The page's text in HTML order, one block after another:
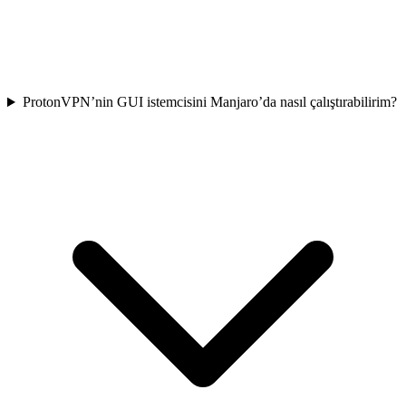
ProtonVPN’nin GUI istemcisini Manjaro’da nasıl çalıştırabilirim?